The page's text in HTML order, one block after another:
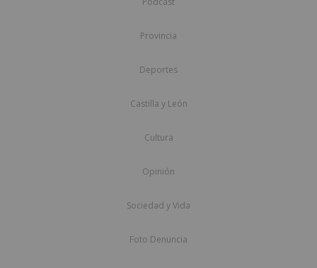
Provincia
Deportes
Castilla y León
Cultura
Opinión
Sociedad y Vida
Foto Denuncia